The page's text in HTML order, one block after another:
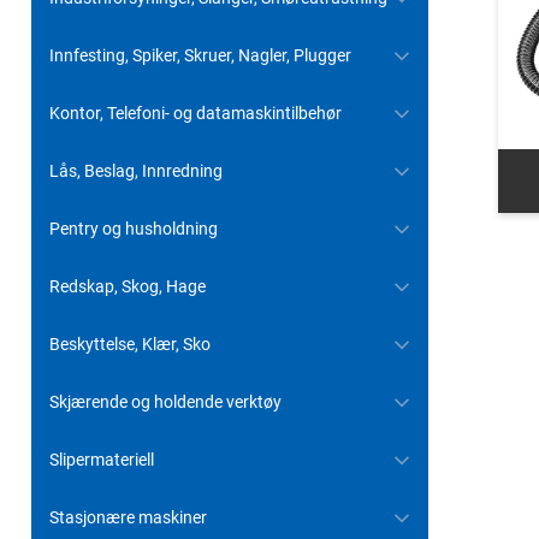
Innfesting, Spiker, Skruer, Nagler, Plugger
Kontor, Telefoni- og datamaskintilbehør
Lås, Beslag, Innredning
Pentry og husholdning
Redskap, Skog, Hage
Beskyttelse, Klær, Sko
Skjærende og holdende verktøy
Slipermateriell
Stasjonære maskiner